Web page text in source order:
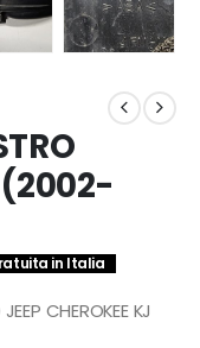
(2002-
in Italia
CHEROKEE KJ